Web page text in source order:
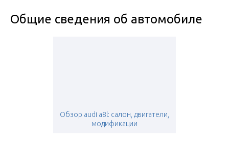
Общие сведения об автомобиле
Обзор audi a8l: салон, двигатели,
модификации